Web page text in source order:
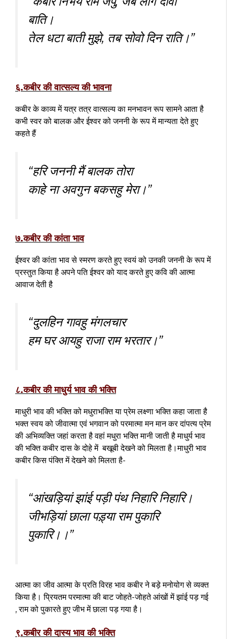
बाति।
तेल धटा बाती मुझे, तब सोवो दिन राति।”
६.कबीर की वात्सल्य की भावना
कबीर के काव्य में यत्र तत्र वात्सल्य का मनभावन रूप सामने आता है
कभी स्वर को बालक और ईश्वर को जननी के रूप में मान्यता देते हुए
कहते हैं
“हरि जननी मैं बालक तोरा
काहे ना अवगुन बकसहु मेरा।”
७.कबीर की कांता भाव
ईश्वर की कांता भाव से स्मरण करते हुए स्वयं को उनकी जननी के रूप में
प्रस्तुत किया है अपने पति ईश्वर को याद करते हुए कवि की आत्मा
आवाज देती है
“दुलहिन गावहु मंगलचार
हम घर आयहु राजा राम भरतार।”
८.कबीर की माधुर्य भाव की भक्ति
माधुरी भाव की भक्ति को मधुराभक्ति या प्रेम लक्ष्णा भक्ति कहा जाता है
भक्त स्वय को जीवात्मा एवं भगवान को परमात्मा मन मान कर दांपत्य प्रेम
की अभिव्यक्ति जहां करता है वहां मधुरा भक्ति मानी जाती है माधुर्य भाव
की भक्ति कबीर दास के दोहे में बखूबी देखने को मिलता है।माधुरी भाव
कबीर किस पंक्ति में देखने को मिलता है-
“आंखड़ियां झांई पड़ी पंथ निहारि निहारि।
जीभड़ियां छाला पड़्या राम पुकारि
पुकारि।।”
आत्मा का जीव आत्मा के प्रति विरह भाव कबीर ने बड़े मनोयोग से व्यक्त
किया है। प्रियतम परमात्मा की बाट जोहते-जोहते आंखों में झांई पड़ गई
, राम को पुकारते हुए जीभ में छाला पड़ गया है।
९.कबीर की दास्य भाव की भक्ति